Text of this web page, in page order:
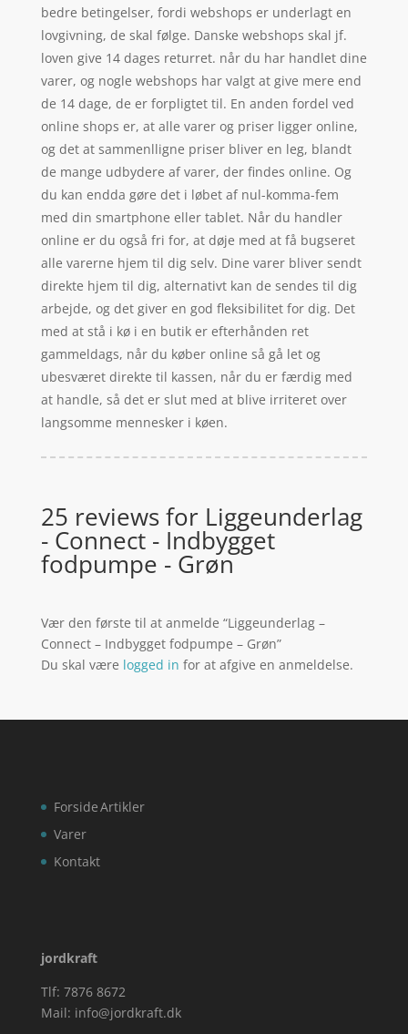
bedre betingelser, fordi webshops er underlagt en
lovgivning, de skal følge. Danske webshops skal jf.
loven give 14 dages returret. når du har handlet dine
varer, og nogle webshops har valgt at give mere end
de 14 dage, de er forpligtet til. En anden fordel ved
online shops er, at alle varer og priser ligger online,
og det at sammenlligne priser bliver en leg, blandt
de mange udbydere af varer, der findes online. Og
du kan endda gøre det i løbet af nul-komma-fem
med din smartphone eller tablet. Når du handler
online er du også fri for, at døje med at få bugseret
alle varerne hjem til dig selv. Dine varer bliver sendt
direkte hjem til dig, alternativt kan de sendes til dig
arbejde, og det giver en god fleksibilitet for dig. Det
med at stå i kø i en butik er efterhånden ret
gammeldags, når du køber online så gå let og
ubesværet direkte til kassen, når du er færdig med
at handle, så det er slut med at blive irriteret over
langsomme mennesker i køen.
25 reviews for Liggeunderlag
- Connect - Indbygget
fodpumpe - Grøn
Vær den første til at anmelde “Liggeunderlag –
Connect – Indbygget fodpumpe – Grøn”
Du skal være logged in for at afgive en anmeldelse.
Forside
Varer
Kontakt
Artikler
jordkraft
Tlf: 7876 8672
Mail: info@jordkraft.dk